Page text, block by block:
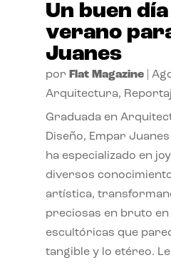
Un buen
verano
Juanes
por Flat Magazine|
Arquitectura,
Graduada en
Diseño, Empar
ha especializado en
diversos
artística,
preciosas en bruto
escultóricas que
tangible y lo etéreo.